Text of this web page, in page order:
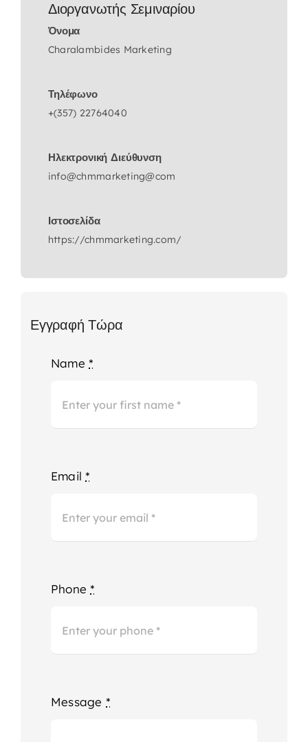
Διοργανωτής Σεμιναρίου
Όνομα
Charalambides Marketing
Τηλέφωνο
+(357) 22764040
Ηλεκτρονική Διεύθυνση
info@chmmarketing@com
Ιστοσελίδα
https://chmmarketing.com/
Εγγραφή Τώρα
Name*
Email*
Phone*
Message *